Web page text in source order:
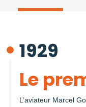
1929
Le
L’aviateur Marcel